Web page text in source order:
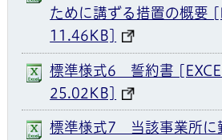
ために講ずる措置の概要
11.46KB]
標準様式6 誓約書
25.02KB]
標準様式7 当該事業所に